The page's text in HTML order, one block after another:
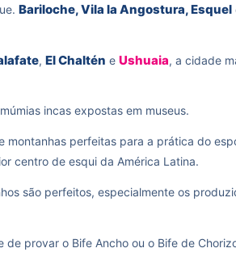
Bariloche, Vila la Angostura, Esquel
, El Chaltén e Ushuaia, a cidade
incas expostas em museus.
perfeitas para a prática do
centro de esqui da América Latina.
são perfeitos, especialmente os
provar o Bife Ancho ou o Bife de